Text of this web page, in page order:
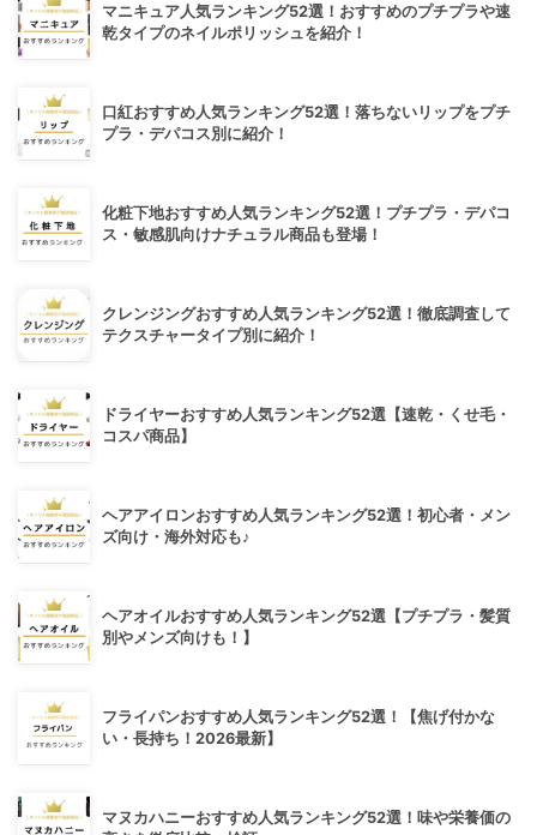
マニキュア人気ランキング52選！おすすめのプチプラや速
乾タイプのネイルポリッシュを紹介！
口紅おすすめ人気ランキング52選！落ちないリップをプチ
プラ・デパコス別に紹介！
化粧下地おすすめ人気ランキング52選！プチプラ・デパコ
ス・敏感肌向けナチュラル商品も登場！
クレンジングおすすめ人気ランキング52選！徹底調査して
テクスチャータイプ別に紹介！
ドライヤーおすすめ人気ランキング52選【速乾・くせ毛・
コスパ商品】
ヘアアイロンおすすめ人気ランキング52選！初心者・メン
ズ向け・海外対応も♪
ヘアオイルおすすめ人気ランキング52選【プチプラ・髪質
別やメンズ向けも！】
フライパンおすすめ人気ランキング52選！【焦げ付かな
い・長持ち！2026最新】
マヌカハニーおすすめ人気ランキング52選！味や栄養価の